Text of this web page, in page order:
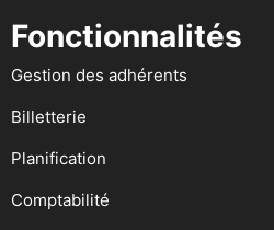
Fonctionnalités
Gestion des adhérents
Billetterie
Planification
Comptabilité